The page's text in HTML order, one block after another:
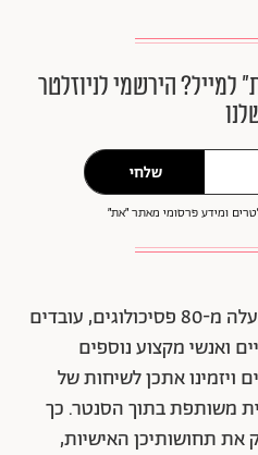
למייל? הירשמי לניוזלטר
שלחי
ומידע פרסומי מאתר ״את״
במתחם פועלות ופועלים למעלה מ-80 פסיכולוגים, עובדים
ואנשי מקצוע נוספים
ויזמינו אתכן לשיחות של
משותפת בתוך הסנטר. כך
את תחושותיכן האישיות,